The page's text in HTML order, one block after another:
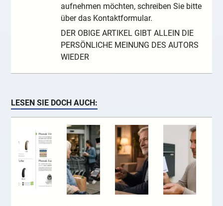
aufnehmen möchten, schreiben Sie bitte
über das Kontaktformular.
DER OBIGE ARTIKEL GIBT ALLEIN DIE
PERSÖNLICHE MEINUNG DES AUTORS
WIEDER
LESEN SIE DOCH AUCH: